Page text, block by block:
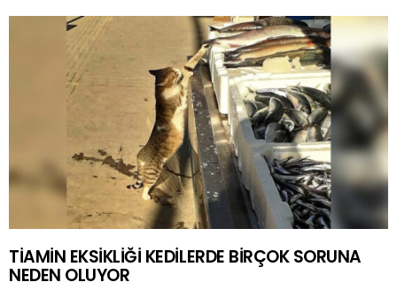
TİAMİN EKSİKLİĞİ KEDİLERDE BİRÇOK SORUNA
NEDEN OLUYOR